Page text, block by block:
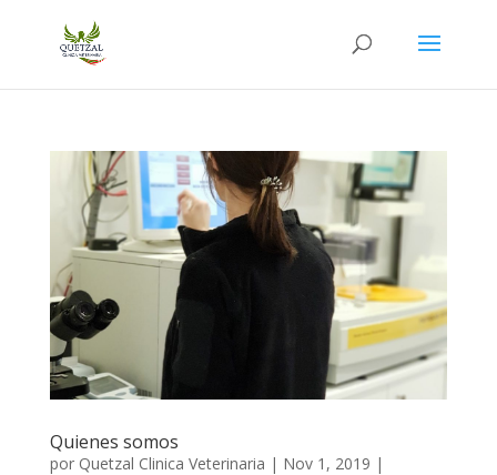
Quienes somos
por Quetzal Clinica Veterinaria | Nov 1, 2019 |